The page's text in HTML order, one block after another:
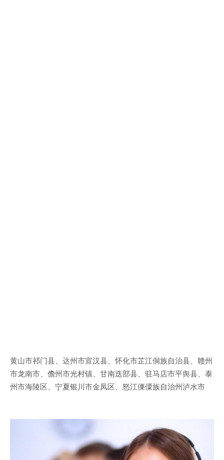
黄山市祁门县、达州市宣汉县、怀化市芷江侗族自治县、赣州
市龙南市、儋州市光村镇、甘南迭部县、驻马店市平舆县、泰
州市海陵区、宁夏银川市金凤区、怒江傈僳族自治州泸水市